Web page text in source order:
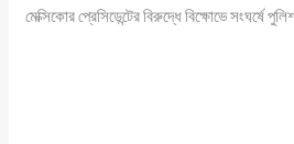
মেক্সিকোর প্রেসিডেন্টের বিরুদ্ধে বিক্ষোভে সংঘর্ষে